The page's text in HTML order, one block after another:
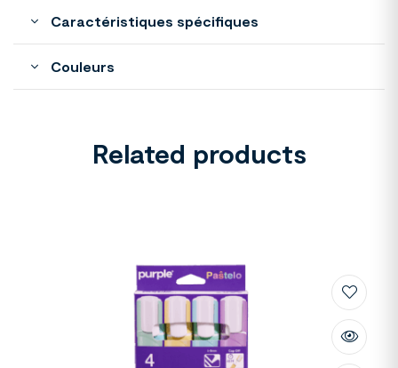
Caractéristiques spécifiques
Couleurs
Related products